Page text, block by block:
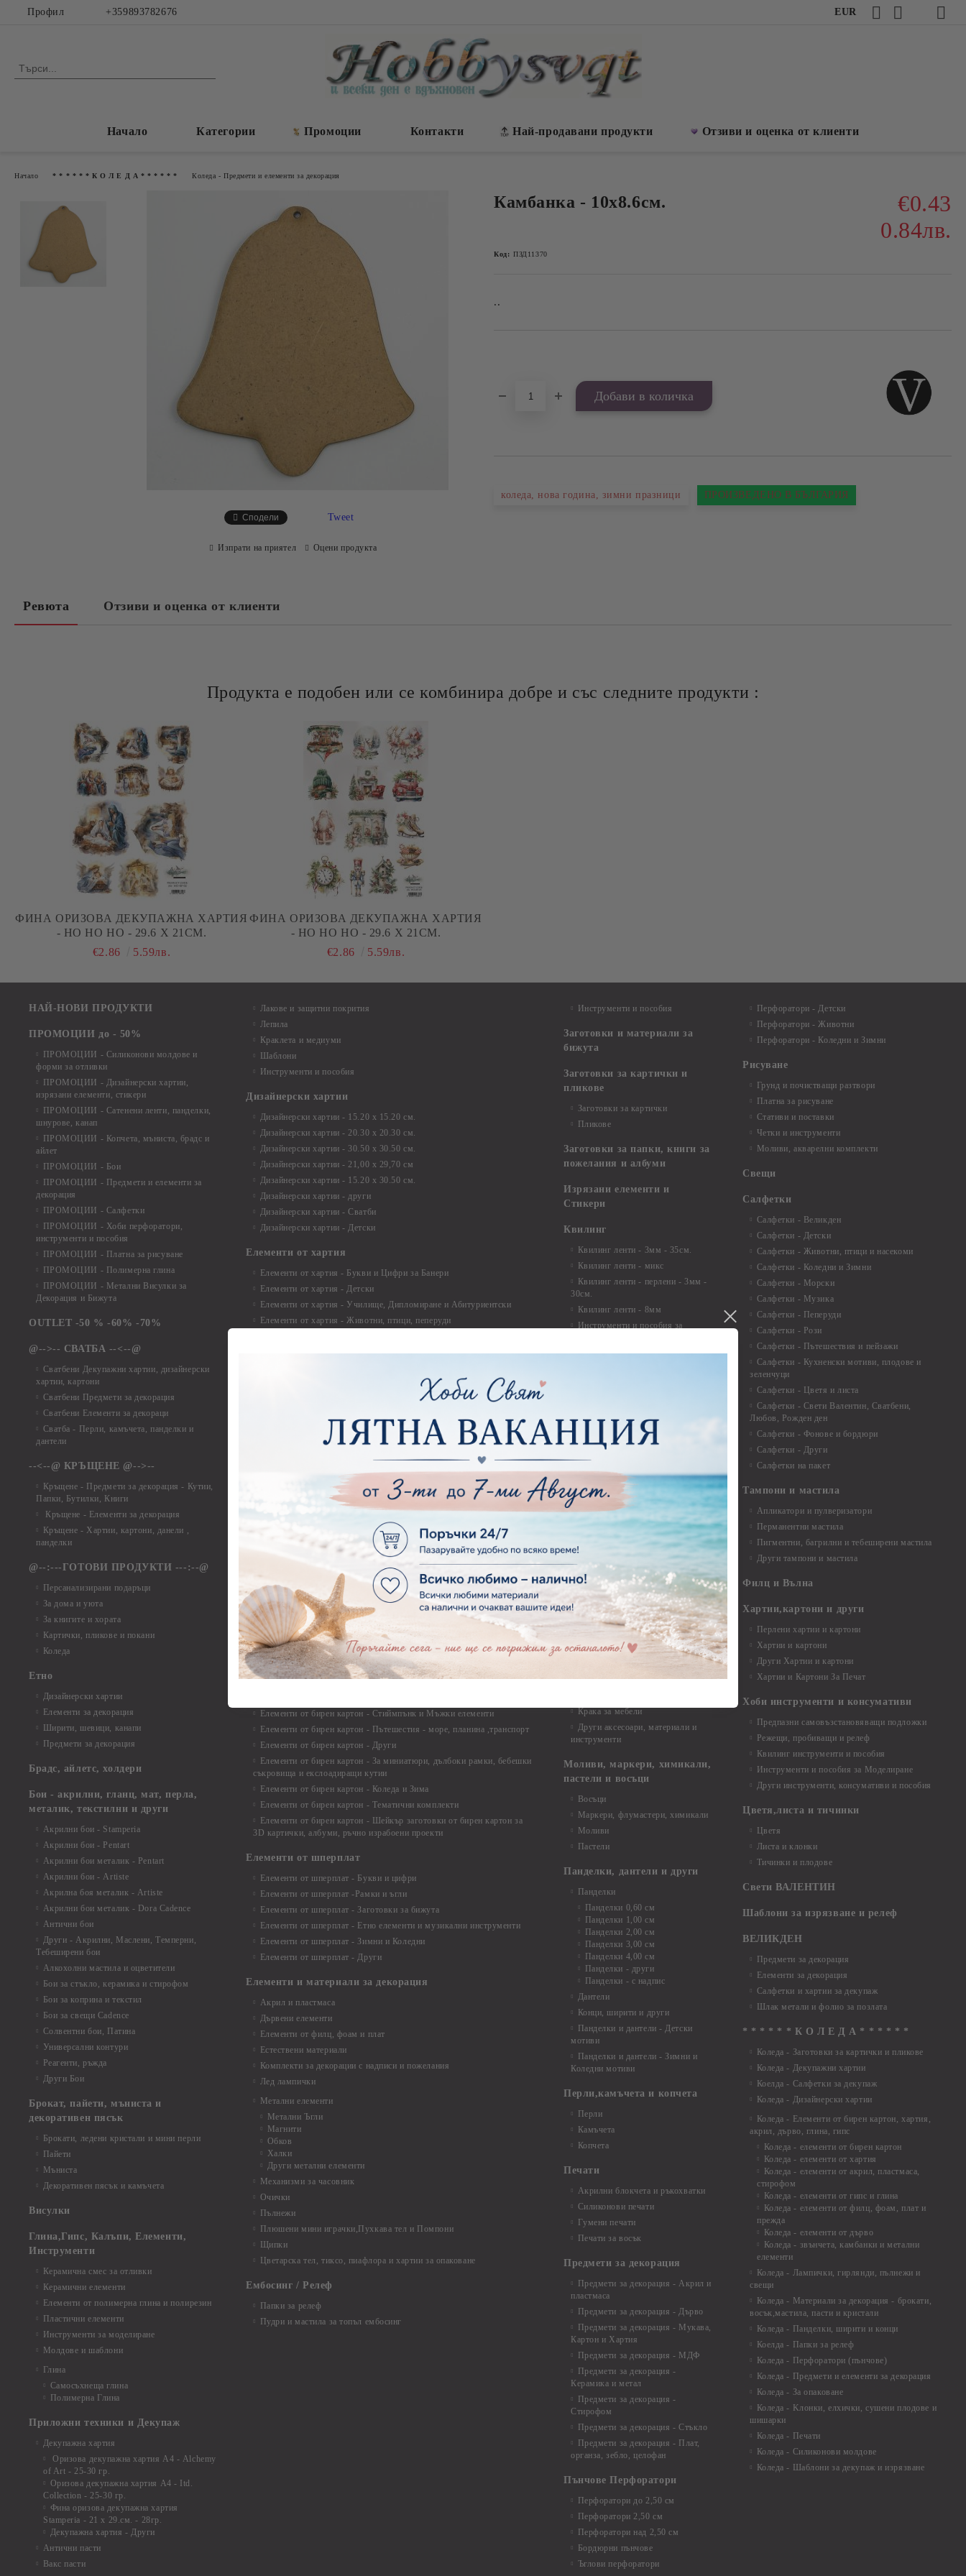
Профил +359893782676 EUR
Начало Категории Промоции Контакти Най-продавани продукти Отзиви и оценка от клиенти
Начало * * * * * * К О Л Е Д А * * * * * * Коледа - Предмети и елементи за декорация
Камбанка - 10х8.6см.
€0.43
0.84лв.
Код: ПЗД11370
..
коледа, нова година, зимни празници ПРОИЗВЕДЕНО В БЪЛГАРИЯ
Сподели Tweet
Изпрати на приятел Оцени продукта
Ревюта Отзиви и оценка от клиенти
Продукта е подобен или се комбинира добре и със следните продукти :
ФИНА ОРИЗОВА ДЕКУПАЖНА ХАРТИЯ
- HO HO HO - 29.6 Х 21СМ.
€2.86
5.59лв.
ФИНА ОРИЗОВА ДЕКУПАЖНА ХАРТИЯ
- HO HO HO - 29.6 Х 21СМ.
€2.86
5.59лв.
НАЙ-НОВИ ПРОДУКТИ
ПРОМОЦИИ до - 50%
ПРОМОЦИИ - Силиконови молдове и
форми за отливки
ПРОМОЦИИ - Дизайнерски хартии,
изрязани елементи, стикери
ПРОМОЦИИ - Сатенени ленти, панделки,
шнурове, канап
ПРОМОЦИИ - Копчета, мъниста, брадс и
айлет
ПРОМОЦИИ - Бои
ПРОМОЦИИ - Предмети и елементи за
декорация
ПРОМОЦИИ - Салфетки
ПРОМОЦИИ - Хоби перфоратори,
инструменти и пособия
ПРОМОЦИИ - Платна за рисуване
ПРОМОЦИИ - Полимерна глина
ПРОМОЦИИ - Метални Висулки за
Декорация и Бижута
OUTLET -50 % -60% -70%
@-->-- СВАТБА --<--@
Сватбени Декупажни хартии, дизайнерски
хартии, картони
Сватбени Предмети за декорация
Сватбени Елементи за декораци
Сватба - Перли, камъчета, панделки и
дантели
--<--@ КРЪЩЕНЕ @-->--
Кръщене - Предмети за декорация - Кутии,
Папки, Бутилки, Книги
Кръщене - Елементи за декорация
Кръщене - Хартии, картони, данели ,
панделки
@--:---ГОТОВИ ПРОДУКТИ ---:--@
Персанализирани подаръци
За дома и уюта
За книгите и хората
Картички, пликове и покани
Коледа
Етно
Дизайнерски хартии
Елементи за декорация
Ширити, шевици, канапи
Предмети за декорация
Брадс, айлетс, холдери
Бои - акрилни, гланц, мат, перла,
металик, текстилни и други
Акрилни бои - Stamperia
Акрилни бои - Pentart
Акрилни бои металик - Pentart
Акрилни бои - Artiste
Акрилна боя металик - Artiste
Акрилни бои металик - Dora Cadence
Антични бои
Други - Акрилни, Маслени, Темперни,
Тебеширени бои
Алкохолни мастила и оцветители
Бои за стъкло, керамика и стирофом
Бои за коприна и текстил
Бои за свещи Cadence
Солвентни бои, Патина
Универсални контури
Реагенти, ръжда
Други Бои
Брокат, пайети, мъниста и
декоративен пясък
Брокати, ледени кристали и мини перли
Пайети
Мъниста
Декоративен пясък и камъчета
Висулки
Глина,Гипс, Калъпи, Елементи,
Инструменти
Керамична смес за отливки
Керамични елементи
Елементи от полимерна глина и полирезин
Пластични елементи
Инструменти за моделиране
Молдове и шаблони
Глина
Самосъхнеща глина
Полимерна Глина
Приложни техники и Декупаж
Декупажна хартия
Оризова декупажна хартия А4 - Alchemy
of Art - 25-30 гр.
Оризова декупажна хартия А4 - Itd.
Collection - 25-30 гр.
Фина оризова декупажна хартия
Stamperia - 21 х 29.см. - 28гр.
Декупажна хартия - Други
Антични пасти
Вакс пасти
Лакове и защитни покрития
Лепила
Краклета и медиуми
Шаблони
Инструменти и пособия
Дизайнерски хартии
Дизайнерски хартии - 15.20 х 15.20 см.
Дизайнерски хартии - 20.30 х 20.30 см.
Дизайнерски хартии - 30.50 х 30.50 см.
Дизайнерски хартии - 21,00 х 29,70 см
Дизайнерски хартии - 15.20 x 30.50 см.
Дизайнерски хартии - други
Дизайнерски хартии - Сватби
Дизайнерски хартии - Детски
Елементи от хартия
Елементи от хартия - Букви и Цифри за Банери
Елементи от хартия - Детски
Елементи от хартия - Училище, Дипломиране и Абитуриентски
Елементи от хартия - Животни, птици, пеперуди
Елементи от хартия - Дантели, бордюри, ъгли
Елементи от хартия - Цветя, листа и клони
Елементи от хартия - Морски
Елементи от хартия - Къщи, Врати, Прозорци, Огради, Фенери
Елементи от хартия - Пътешествия и Фото моменти
Елементи то хартия - Такове, табелки, етикети
Елементи от хартия - Многопластови елементи
Елементи от хартия - Други
Елементи от хартия - Готови композиции
Елементи от хартия - Микс елементи
Елементи от хартия - Коледа и Зима
Елементи от бирен картон
Елементи от бирен картон - Декоративни рамки
Елементи от бирен картон - Надписи на български
Елементи от бирен картон - Ъгли и орнаменти
Елементи от бирен картон - Сватба
Елементи от бирен картон - Училище, Дипломиране и Завършване
Елементи от бирен картон - Бебшки и Детски елементи
Елементи от бирен картон - Стиймпънк и Мъжки елементи
Елементи от бирен картон - Пътешестия - море, планина ,транспорт
Елементи от бирен картон - Други
Елементи от бирен картон - За миниатюри, дълбоки рамки, бебешки
съкровища и екслоадиращи кутии
Елементи от бирен картон - Коледа и Зима
Елементи от бирен картон - Тематични комплекти
Елементи от бирен картон - Шейкър заготовки от бирен картон за
3D картички, албуми, ръчно израбоени проекти
Елементи от шперплат
Елементи от шперплат - Букви и цифри
Елементи от шперплат -Рамки и ъгли
Елементи от шперплат - Заготовки за бижута
Елементи от шперплат - Етно елементи и музикални инструменти
Елементи от шперплат - Зимни и Коледни
Елементи от шперплат - Други
Елементи и материали за декорация
Акрил и пластмаса
Дървени елементи
Елементи от филц, фоам и плат
Естествени материали
Комплекти за декорации с надписи и пожелания
Лед лампички
Метални елементи
Метални Ъгли
Магнити
Обков
Халки
Други метални елементи
Механизми за часовник
Очички
Пълнежи
Плюшени мини играчки,Пухкава тел и Помпони
Щипки
Цветарска тел, тиксо, пиафлора и хартии за опаковане
Ембосинг / Релеф
Папки за релеф
Пудри и мастила за топъл ембосинг
Инструменти и пособия
Заготовки и материали за
бижута
Заготовки за картички и
пликове
Заготовки за картички
Пликове
Заготовки за папки, книги за
пожелания и албуми
Изрязани елементи и
Стикери
Квилинг
Квилинг ленти - 3мм - 35см.
Квилинг ленти - микс
Квилинг ленти - перлени - 3мм -
30см.
Квилинг ленти - 8мм
Инструменти и пособия за
Лепящи ленти
3D Повдигащи квадратчета и
Силикон
Макраме Основи - до 6,00 см
Макраме Основи - 7,00 - 15,00 см
Макраме Основи - над 15,00 см
Макраме - Други материали
Опаковки
Мебелен обков и аксесоари
Дръжки
Крака за мебели
Други аксесоари, материали и
инструменти
Моливи, маркери, химикали,
пастели и восъци
Восъци
Маркери, флумастери, химикали
Моливи
Пастели
Панделки, дантели и други
Панделки
Панделки 0,60 см
Панделки 1,00 см
Панделки 2,00 см
Панделки 3,00 см
Панделки 4,00 см
Панделки - други
Панделки - с надпис
Дантели
Конци, ширити и други
Панделки и дантели - Детски
мотиви
Панделки и дантели - Зимни и
Коледни мотиви
Перли,камъчета и копчета
Перли
Камъчета
Копчета
Печати
Акрилни блокчета и ръкохватки
Силиконови печати
Гумени печати
Печати за восък
Предмети за декорация
Предмети за декорация - Акрил и
пластмаса
Предмети за декорация - Дърво
Предмети за декорация - Мукава,
Картон и Хартия
Предмети за декорация - МДФ
Предмети за декорация -
Керамика и метал
Предмети за декорация -
Стирофом
Предмети за декорация - Стъкло
Предмети за декорация - Плат,
органза, зебло, целофан
Пънчове Перфоратори
Перфоратори до 2,50 см
Перфоратори 2,50 см
Перфоратори над 2,50 см
Бордюрни пънчове
Ъглови перфоратори
Перфоратори - Детски
Перфоратори - Животни
Перфоратори - Коледни и Зимни
Рисуване
Грунд и почистващи разтвори
Платна за рисуване
Стативи и поставки
Четки и инструменти
Моливи, акварелни комплекти
Свещи
Салфетки
Салфетки - Великден
Салфетки - Детски
Салфетки - Животни, птици и насекоми
Салфетки - Коледни и Зимни
Салфетки - Морски
Салфетки - Музика
Салфетки - Пеперуди
Салфетки - Рози
Салфетки - Пътешествия и пейзажи
Салфетки - Кухненски мотиви, плодове и
зеленчуци
Салфетки - Цветя и листа
Салфетки - Свети Валентин, Сватбени,
Любов, Рожден ден
Салфетки - Фонове и бордюри
Салфетки - Други
Салфетки на пакет
Тампони и мастила
Апликатори и пулверизатори
Перманентни мастила
Пигментни, багрилни и тебеширени мастила
Други тампони и мастила
Филц и Вълна
Хартии,картони и други
Перлени хартии и картони
Хартии и картони
Други Хартии и картони
Хартии и Картони За Печат
Хоби инструменти и консумативи
Предпазни самовъзстановяващи подложки
Режещи, пробиващи и релеф
Квилинг инструменти и пособия
Инструменти и пособия за Моделиране
Други инструменти, консумативи и пособия
Цветя,листа и тичинки
Цветя
Листа и клонки
Тичинки и плодове
Свети ВАЛЕНТИН
Шаблони за изрязване и релеф
ВЕЛИКДЕН
Предмети за декорация
Елементи за декорация
Салфетки и хартии за декупаж
Шлак метали и фолио за позлата
* * * * * * К О Л Е Д А * * * * * *
Коледа - Заготовки за картички и пликове
Коледа - Декупажни хартии
Коелда - Салфетки за декупаж
Коледа - Дизайнерски хартии
Коледа - Eлементи от бирен картон, хартия,
акрил, дърво, глина, гипс
Коледа - елементи от бирен картон
Коледа - елементи от хартия
Коледа - елементи от акрил, пластмаса,
стирофом
Коледа - елементи от гипс и глина
Коледа - елементи от филц, фоам, плат и
прежда
Коледа - елементи от дърво
Коледа - звънчета, камбанки и метални
елементи
Коледа - Лампички, гирлянди, пълнежи и
свещи
Коледа - Материали за декорация - брокати,
восък,мастила, пасти и кристали
Коледа - Панделки, ширити и конци
Коелда - Папки за релеф
Коледа - Перфоратори (пънчове)
Коледа - Предмети и елементи за декорация
Коледа - За опаковане
Коледа - Kлонки, елхички, сушени плодове и
шишарки
Коледа - Печати
Коледа - Силиконови молдове
Коледа - Шаблони за декупаж и изрязване